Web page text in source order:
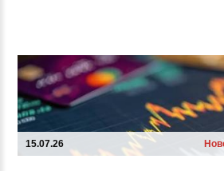
15.07.26